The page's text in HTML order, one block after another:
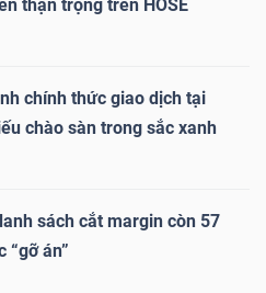
thận trọng trên HOSE
chính thức giao dịch tại
chào sàn trong sắc xanh
sách cắt margin còn 57
“gỡ án”